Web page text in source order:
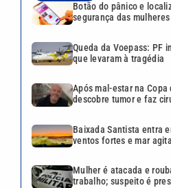
Botão do pânico e
segurança das mulheres
Queda da Voepass: PF
que levaram à tragédia
Após mal-estar na
descobre tumor e faz
Baixada Santista entra
ventos fortes e mar
Mulher é atacada e
trabalho; suspeito é